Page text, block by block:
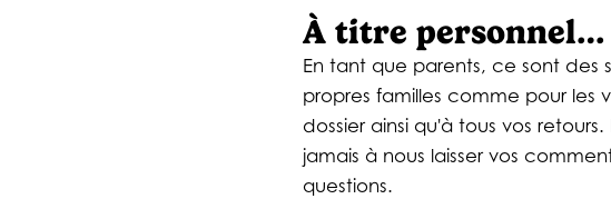
À titre personnel…
En tant que parents, ce sont des
propres familles comme pour les
dossier ainsi qu'à tous vos
jamais à nous laisser vos
questions.